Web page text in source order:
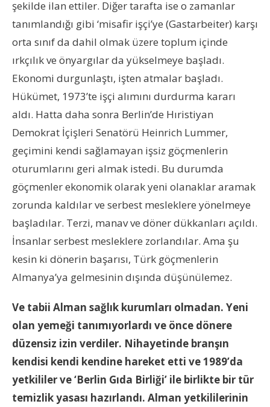
şekilde ilan ettiler. Diğer tarafta ise o zamanlar
tanımlandığı gibi ‘misafir işçi’ye (Gastarbeiter) karşı
orta sınıf da dahil olmak üzere toplum içinde
ırkçılık ve önyargılar da yükselmeye başladı.
Ekonomi durgunlaştı, işten atmalar başladı.
Hükümet, 1973’te işçi alımını durdurma kararı
aldı. Hatta daha sonra Berlin’de Hıristiyan
Demokrat İçişleri Senatörü Heinrich Lummer,
geçimini kendi sağlamayan işsiz göçmenlerin
oturumlarını geri almak istedi. Bu durumda
göçmenler ekonomik olarak yeni olanaklar aramak
zorunda kaldılar ve serbest mesleklere yönelmeye
başladılar. Terzi, manav ve döner dükkanları açıldı.
İnsanlar serbest mesleklere zorlandılar. Ama şu
kesin ki dönerin başarısı, Türk göçmenlerin
Almanya’ya gelmesinin dışında düşünülemez.
Ve tabii Alman sağlık kurumları olmadan. Yeni
olan yemeği tanımıyorlardı ve önce dönere
düzensiz izin verdiler. Nihayetinde branşın
kendisi kendi kendine hareket etti ve 1989’da
yetkililer ve ‘Berlin Gıda Birliği’ ile birlikte bir tür
temizlik yasası hazırlandı. Alman yetkililerinin